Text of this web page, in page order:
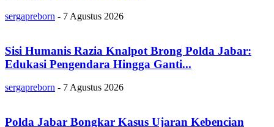
sergapreborn - 7 Agustus 2026
Sisi Humanis Razia Knalpot Brong Polda Jabar:
Edukasi Pengendara Hingga Ganti...
sergapreborn - 7 Agustus 2026
Polda Jabar Bongkar Kasus Ujaran Kebencian